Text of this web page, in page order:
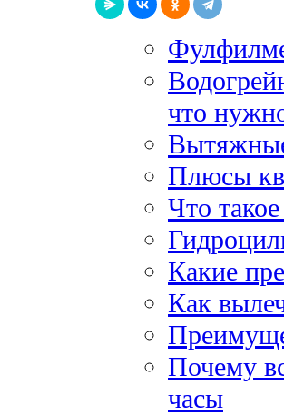
что
Плюсы
Что
Какие
Как
Почему
часы